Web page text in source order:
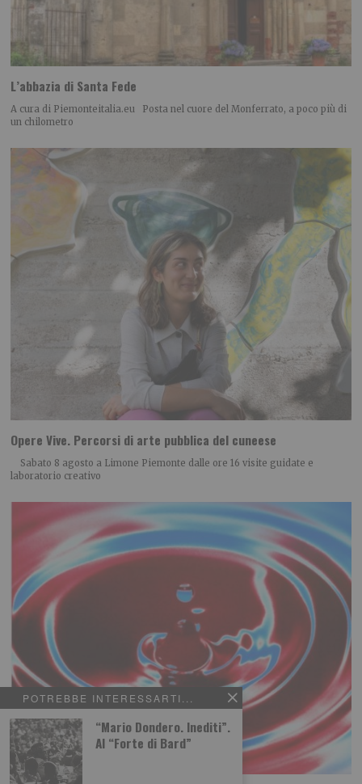
POTREBBE INTERESSARTI...
“Mario Dondero. Inediti”.
Al “Forte di Bard”
L’abbazia di Santa Fede
A cura di Piemonteitalia.eu Posta nel cuore del Monferrato, a poco più di
un chilometro
Opere Vive. Percorsi di arte pubblica del cuneese
Sabato 8 agosto a Limone Piemonte dalle ore 16 visite guidate e
laboratorio creativo